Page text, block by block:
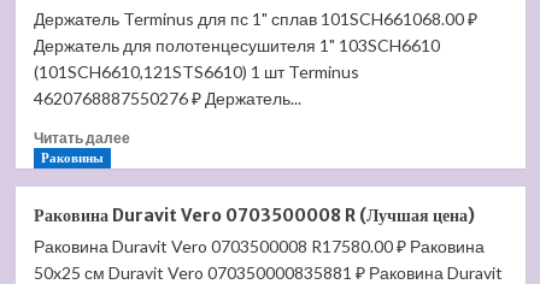
Виктория
32/20
П7
450х730
цена)
Держатель Terminus для пс 1" сплав 101SCH661068.00 ₽
Держатель для полотенцесушителя 1" 103SCH6610
(101SCH6610,121STS6610) 1 шт Terminus
4620768887550276 ₽ Держатель...
Читать далееПрочитать
Держатель
Terminus
для
пс
Раковины
Раковина Duravit Vero 0703500008 R (Лучшая цена)
Раковина Duravit Vero 0703500008 R17580.00 ₽ Раковина
50x25 см Duravit Vero 070350000835881 ₽ Раковина Duravit